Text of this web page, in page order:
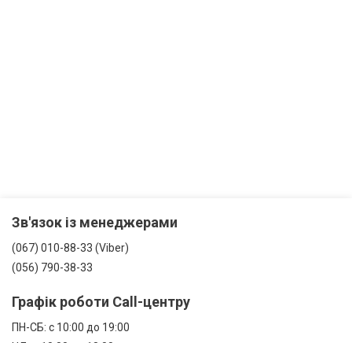
Зв'язок із менеджерами
(067) 010-88-33 (Viber)
(056) 790-38-33
Графік роботи Call-центру
ПН-СБ: с 10:00 до 19:00